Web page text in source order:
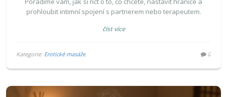
prohloubit intimní spojení s partnerem nebo terapeutem.
číst více
Kategorie: Erotické masáže 0